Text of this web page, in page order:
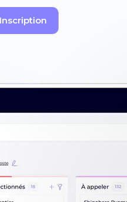
Inscription